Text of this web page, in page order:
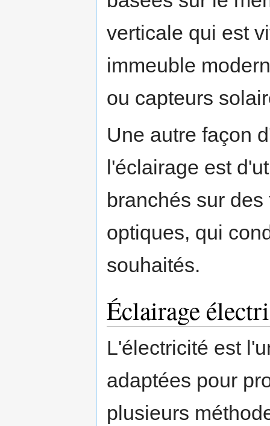
verticale qui est
immeuble
ou capteurs
Une autre façon
l'éclairage est
branchés sur
optiques, qui
souhaités.
Éclairage
L'électricité est
adaptées pour
plusieurs